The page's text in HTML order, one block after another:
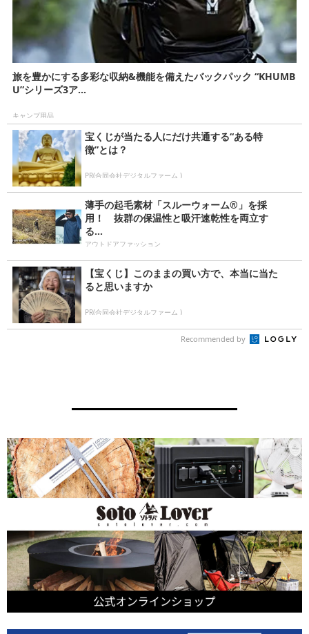
旅を豊かにする多彩な収納&機能を備えたバックパック “KHUMB
U”シリーズ3ア...
キャンプ用品
宝くじが当たる人にだけ共通する“ある特
徴”とは？
PR(合同会社デジタルファーム )
薄手の起毛素材「スルーウォーム®️」を採
用！ 抜群の保温性と吸汗速乾性を両立す
る...
アウトドアファッション
【宝くじ】このままの買い方で、本当に当た
ると思いますか
PR(合同会社デジタルファーム )
Recommended by